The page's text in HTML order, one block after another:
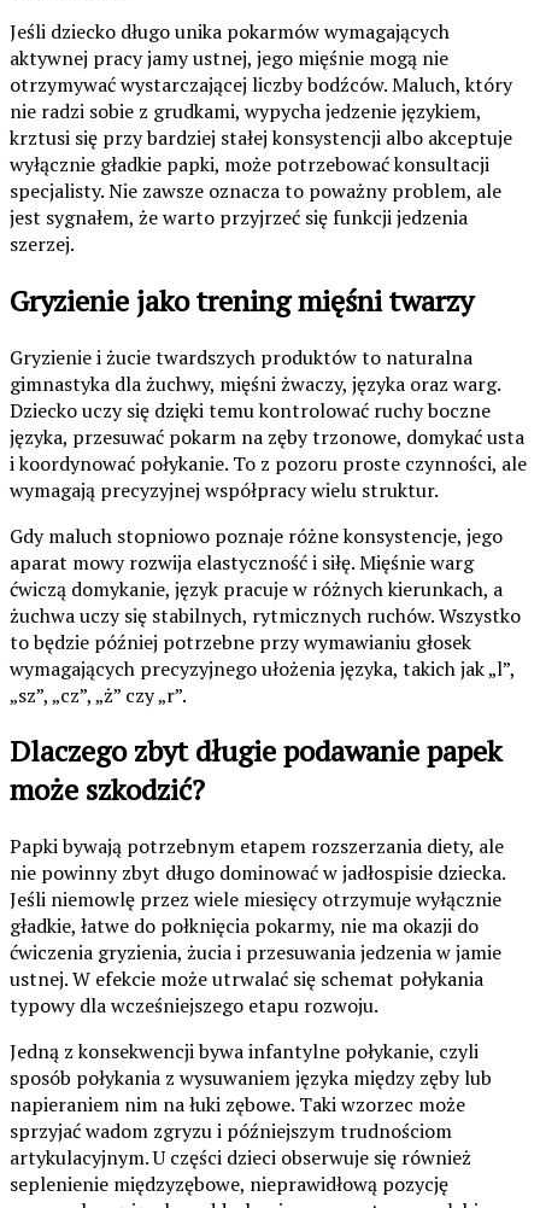
Jeśli dziecko długo unika pokarmów wymagających
aktywnej pracy jamy ustnej, jego mięśnie mogą nie
otrzymywać wystarczającej liczby bodźców. Maluch, który
nie radzi sobie z grudkami, wypycha jedzenie językiem,
krztusi się przy bardziej stałej konsystencji albo akceptuje
wyłącznie gładkie papki, może potrzebować konsultacji
specjalisty. Nie zawsze oznacza to poważny problem, ale
jest sygnałem, że warto przyjrzeć się funkcji jedzenia
szerzej.
Gryzienie jako trening mięśni twarzy
Gryzienie i żucie twardszych produktów to naturalna
gimnastyka dla żuchwy, mięśni żwaczy, języka oraz warg.
Dziecko uczy się dzięki temu kontrolować ruchy boczne
języka, przesuwać pokarm na zęby trzonowe, domykać usta
i koordynować połykanie. To z pozoru proste czynności, ale
wymagają precyzyjnej współpracy wielu struktur.
Gdy maluch stopniowo poznaje różne konsystencje, jego
aparat mowy rozwija elastyczność i siłę. Mięśnie warg
ćwiczą domykanie, język pracuje w różnych kierunkach, a
żuchwa uczy się stabilnych, rytmicznych ruchów. Wszystko
to będzie później potrzebne przy wymawianiu głosek
wymagających precyzyjnego ułożenia języka, takich jak „l”,
„sz”, „cz”, „ż” czy „r”.
Dlaczego zbyt długie podawanie papek
może szkodzić?
Papki bywają potrzebnym etapem rozszerzania diety, ale
nie powinny zbyt długo dominować w jadłospisie dziecka.
Jeśli niemowlę przez wiele miesięcy otrzymuje wyłącznie
gładkie, łatwe do połknięcia pokarmy, nie ma okazji do
ćwiczenia gryzienia, żucia i przesuwania jedzenia w jamie
ustnej. W efekcie może utrwalać się schemat połykania
typowy dla wcześniejszego etapu rozwoju.
Jedną z konsekwencji bywa infantylne połykanie, czyli
sposób połykania z wysuwaniem języka między zęby lub
napieraniem nim na łuki zębowe. Taki wzorzec może
sprzyjać wadom zgryzu i późniejszym trudnościom
artykulacyjnym. U części dzieci obserwuje się również
seplenienie międzyzębowe, nieprawidłową pozycję